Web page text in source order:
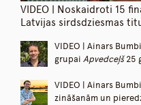
VIDEO | Noskaidroti 15
Latvijas sirdsdziesmas
VIDEO | Ainars
grupai Apvedceļš25
VIDEO | Ainars
zināšanām un